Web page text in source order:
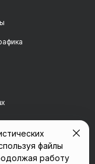
файлы
работу